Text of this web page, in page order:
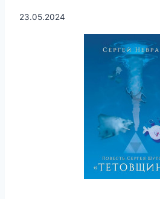
23.05.2024